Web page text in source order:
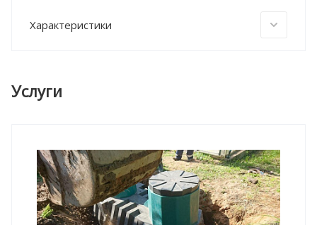
Характеристики
Услуги